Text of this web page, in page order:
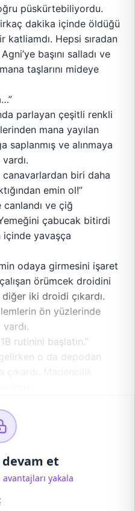
püskürtebiliyordu.
dakika içinde öldüğü
Hepsi sıradan
başını salladı ve
taşlarını mideye
parlayan çeşitli renkli
mana yayılan
ve alınmaya
biri daha
emin ol!”
ve çiğ
çabucak bitirdi
içinde yavaşça
odaya girmesini işaret
örümcek droidini
iki droidi çıkardı.
ön yüzlerinde
rutinini başlatın.”
o da depodan
et
yakala